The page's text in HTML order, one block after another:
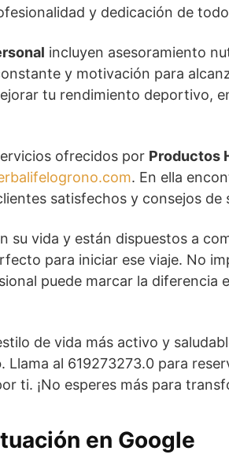
y dedicación de
incluyen asesoramiento
y motivación para
tu rendimiento deportivo,
ofrecidos por Productos
. En ella
satisfechos y consejos de
su vida y están dispuestos a
para iniciar ese viaje. No
puede marcar la diferencia
de vida más activo y
. Llama al 619273273.0 para
ti. ¡No esperes más para
en Google